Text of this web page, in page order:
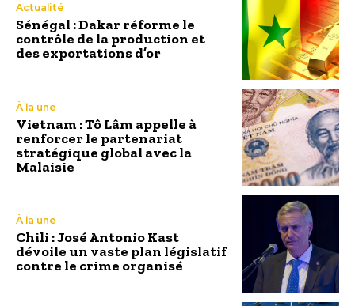
Actualité
Sénégal : Dakar réforme le
contrôle de la production et
des exportations d’or
À la une
Vietnam : Tô Lâm appelle à
renforcer le partenariat
stratégique global avec la
Malaisie
À la une
Chili : José Antonio Kast
dévoile un vaste plan législatif
contre le crime organisé